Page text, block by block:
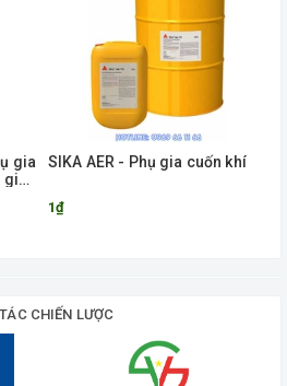
gia
SIKA AER - Phụ gia cuốn khí
1₫
CHIẾN LƯỢC